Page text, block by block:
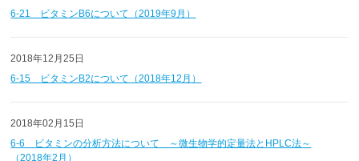
6-21 ビタミンB6について（2019年9月）
2018年12月25日
6-15 ビタミンB2について（2018年12月）
2018年02月15日
6-6 ビタミンの分析方法について ～微生物学的定量法とHPLC法～
（2018年2月）